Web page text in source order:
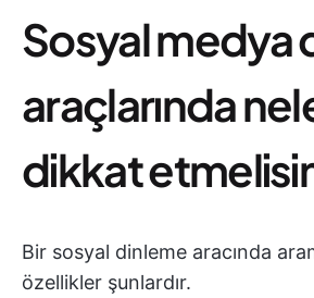
Sosyal medya
araçlarında
dikkat
Bir sosyal dinleme aracında
özellikler şunlardır.